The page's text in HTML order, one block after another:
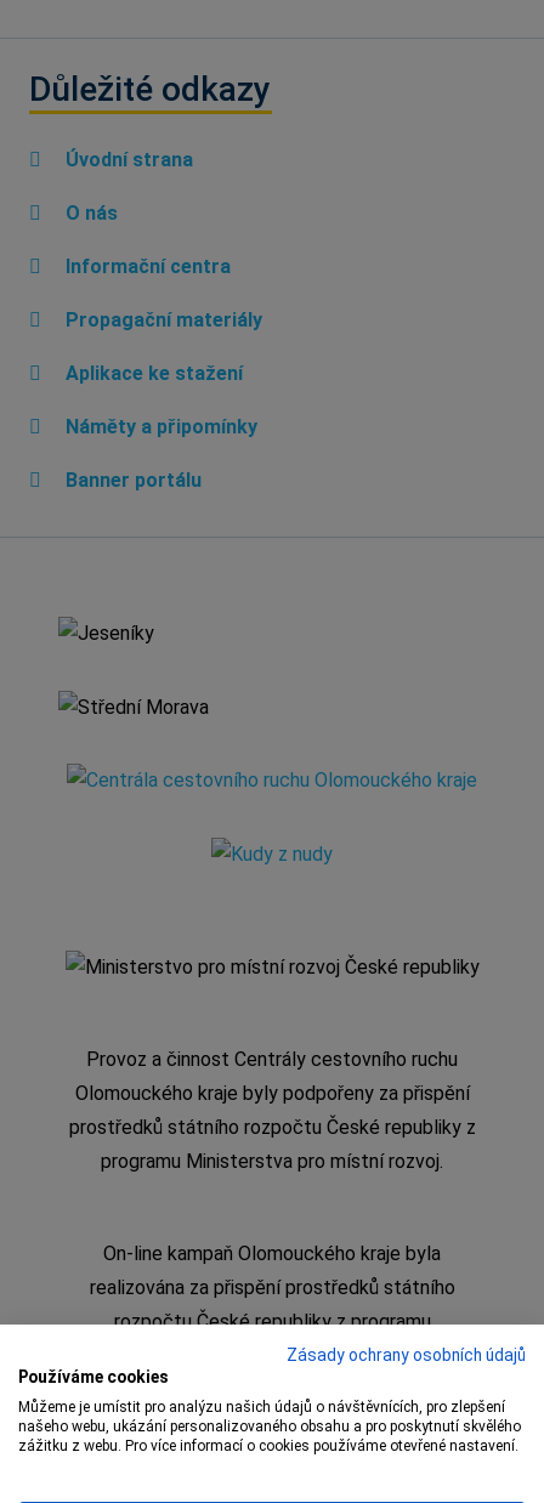
Důležité odkazy
Úvodní strana
O nás
Informační centra
Propagační materiály
Aplikace ke stažení
Náměty a připomínky
Banner portálu
Provoz a činnost Centrály cestovního ruchu
Olomouckého kraje byly podpořeny za přispění
prostředků státního rozpočtu České republiky z
programu Ministerstva pro místní rozvoj.
On-line kampaň Olomouckého kraje byla
realizována za přispění prostředků státního
rozpočtu České republiky z programu
Ministerstva pro místní rozvojZásady ochrany osobních údajů
Používáme cookies
Můžeme je umístit pro analýzu našich údajů o návštěvnících, pro zlepšení
našeho webu, ukázání personalizovaného obsahu a pro poskytnutí skvělého
zážitku z webu. Pro více informací o cookies používáme otevřené nastavení.